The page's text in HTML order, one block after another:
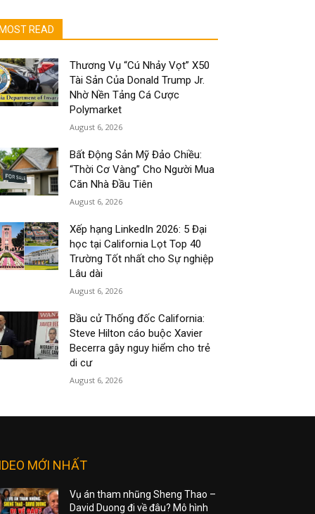
MOST READ
Thương Vụ “Cú Nhảy Vọt” X50
Tài Sản Của Donald Trump Jr.
Nhờ Nền Tảng Cá Cược
Polymarket
August 6, 2026
Bất Động Sản Mỹ Đảo Chiều:
“Thời Cơ Vàng” Cho Người Mua
Căn Nhà Đầu Tiên
August 6, 2026
Xếp hạng LinkedIn 2026: 5 Đại
học tại California Lọt Top 40
Trường Tốt nhất cho Sự nghiệp
Lâu dài
August 6, 2026
Bầu cử Thống đốc California:
Steve Hilton cáo buộc Xavier
Becerra gây nguy hiểm cho trẻ
di cư
August 6, 2026
MỚI NHẤT
Vụ án tham nhũng Sheng Thao –
David Duong đi về đâu? Mô hình